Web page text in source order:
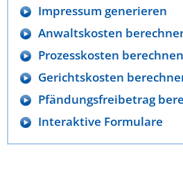
Impressum generieren
Anwaltskosten
Prozesskosten berechnen
Gerichtskosten
Pfändungsfreibetrag
Interaktive Formulare